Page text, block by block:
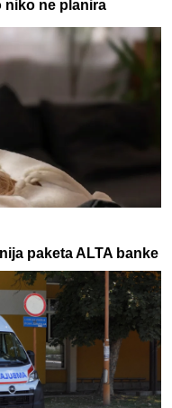
niko ne planira
paketa ALTA banke